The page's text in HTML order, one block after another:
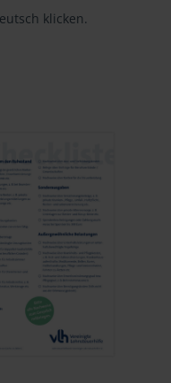
klicken.